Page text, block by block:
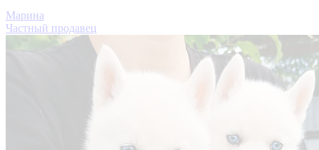
Марина
Частный продавец